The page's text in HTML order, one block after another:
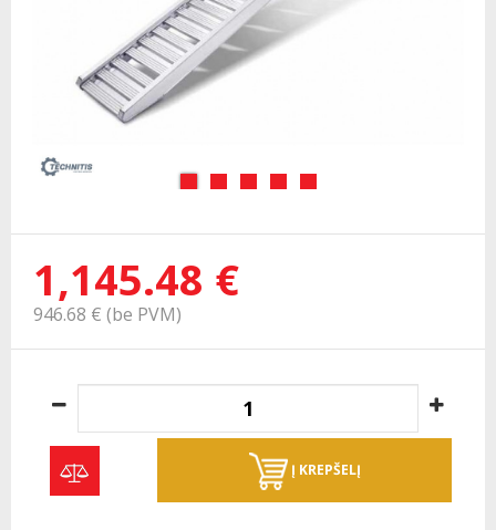
1,145.48 €
946.68 € (be PVM)
Į KREPŠELĮ